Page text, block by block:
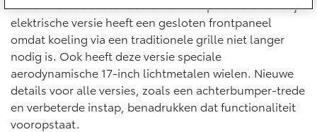
Mirai
WATERSTOF-ELEKTRISCH
Proace City (excl. BTW)
OOK ALS BATTERIJ-
ELEKTRISCH
maken het robuuste voorkomen compleet. De batterij-
elektrische versie heeft een gesloten frontpaneel
omdat koeling via een traditionele grille niet langer
nodig is. Ook heeft deze versie speciale
aerodynamische 17-inch lichtmetalen wielen. Nieuwe
details voor alle versies, zoals een achterbumper-trede
en verbeterde instap, benadrukken dat functionaliteit
vooropstaat.